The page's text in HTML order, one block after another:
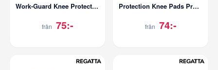
Work-Guard Knee Protectors
från 75:-
Protection Knee Pads Protect Pro (1 Pair)
från 74:-